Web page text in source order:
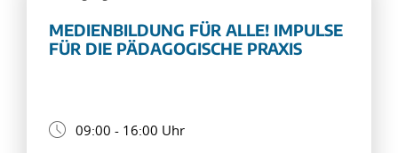
MEDIENBILDUNG FÜR ALLE! IMPULSE
FÜR DIE PÄDAGOGISCHE PRAXIS
09:00 - 16:00 Uhr